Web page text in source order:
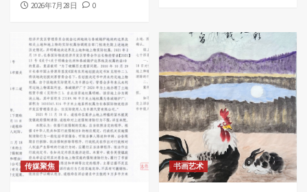
2026年7月28日 0
传媒聚焦 书画艺术